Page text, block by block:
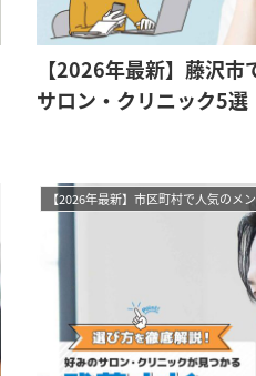
【2026年最新】藤沢
サロン・クリニック5選